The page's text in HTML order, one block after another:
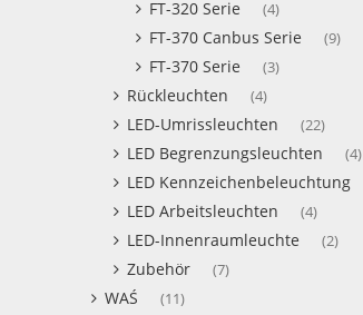
FT-320 Serie (4)
FT-370 Canbus Serie (9)
FT-370 Serie (3)
Rückleuchten (4)
LED-Umrissleuchten (22)
LED Begrenzungsleuchten (4)
LED Kennzeichenbeleuchtung
LED Arbeitsleuchten (4)
LED-Innenraumleuchte (2)
Zubehör (7)
WAŚ (11)